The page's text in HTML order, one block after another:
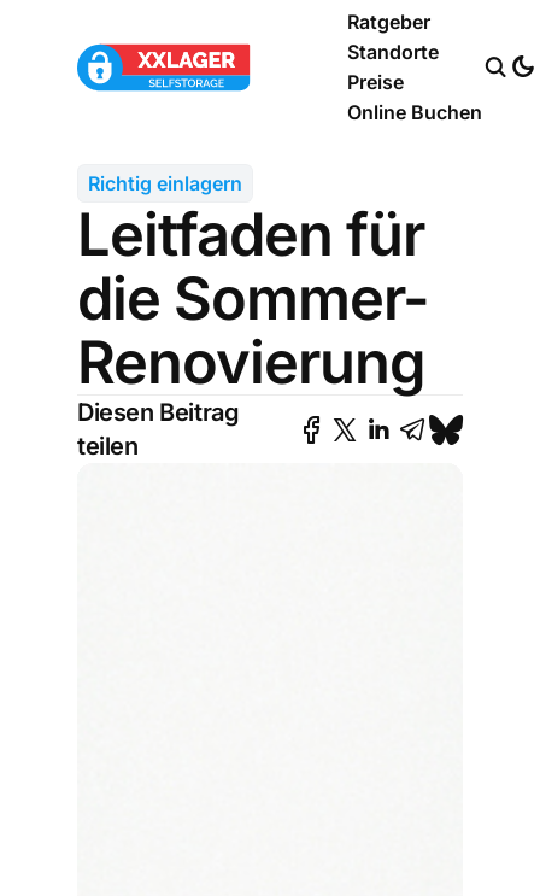
Ratgeber
Standorte
Preise
Online Buchen
Richtig einlagern
Leitfaden für
die Sommer-
Renovierung
Diesen Beitrag
teilen